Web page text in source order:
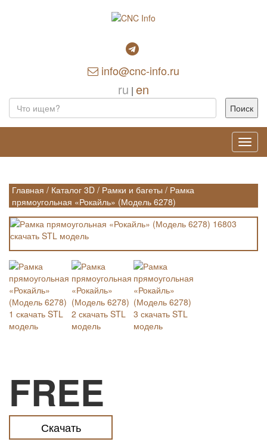
info@cnc-info.ru
ru | en
Главная / Каталог 3D / Рамки и багеты / Рамка
прямоугольная «Рокайль» (Модель 6278)
FREE
Скачать